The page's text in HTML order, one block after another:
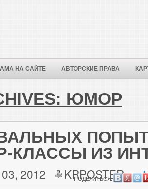
НА САЙТЕ АВТОРСКИЕ ПРАВА
ЮМОР
КЛАССЫ ИЗ
2012 KRPOSTER
ПОДЕЛИТЬСЯ: